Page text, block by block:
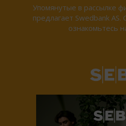
Упомянутые в рассылке
предлагает Swedbank AS.
ознакомьтесь